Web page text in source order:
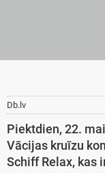
Db.lv
Piektdien, 22.
Vācijas kruīzu
Schiff Relax, kas